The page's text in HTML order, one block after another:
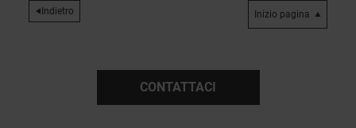
Indietro Inizio pagina
CONTATTACI